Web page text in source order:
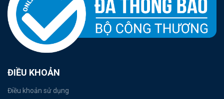
ĐIỀU KHOẢN
Điều khoản sử dụng